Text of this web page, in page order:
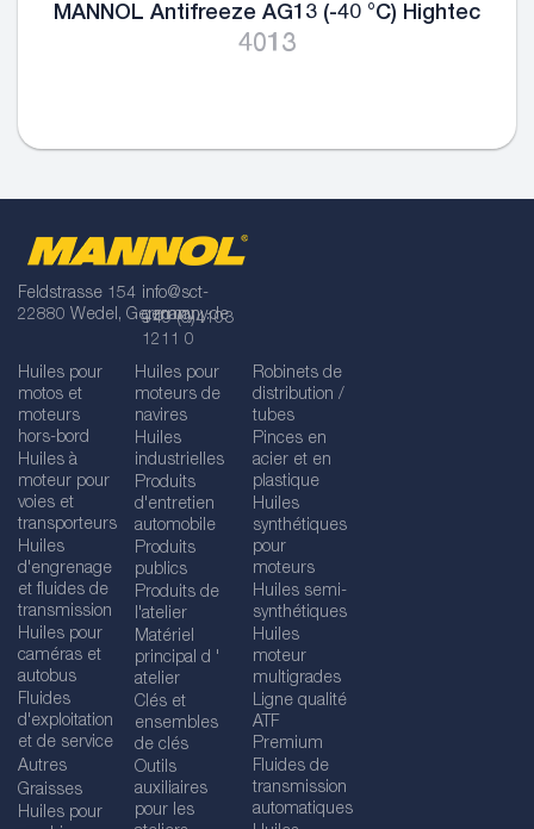
MANNOL Antifreeze AG13 (-40 °C) Hightec
4013
Feldstrasse 154
22880 Wedel, Germany
info@sct-
germany.de
+49 (0)4103
1211 0
Huiles pour
motos et
moteurs
hors-bord
Huiles à
moteur pour
voies et
transporteurs
Huiles
d'engrenage
et fluides de
transmission
Huiles pour
caméras et
autobus
Fluides
d'exploitation
et de service
Autres
Graisses
Huiles pour
Huiles pour
moteurs de
navires
Huiles
industrielles
Produits
d'entretien
automobile
Produits
publics
Produits de
l'atelier
Matériel
principal d '
atelier
Clés et
ensembles
de clés
Outils
auxiliaires
pour les
Robinets de
distribution /
tubes
Pinces en
acier et en
plastique
Huiles
synthétiques
pour
moteurs
Huiles semi-
synthétiques
Huiles
moteur
multigrades
Ligne qualité
ATF
Premium
Fluides de
transmission
automatiques